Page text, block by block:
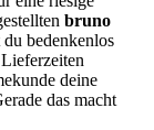
bruno
bedenkenlos
deine
das macht